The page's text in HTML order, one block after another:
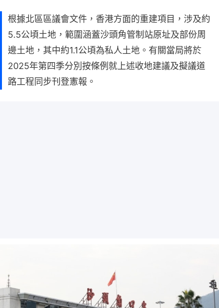
根據北區區議會文件，香港方面的重建項目，涉及約
5.5公頃土地，範圍涵蓋沙頭角管制站原址及部份周
邊土地，其中約1.1公頃為私人土地。有關當局將於
2025年第四季分別按條例就上述收地建議及擬議道
路工程同步刊登憲報。